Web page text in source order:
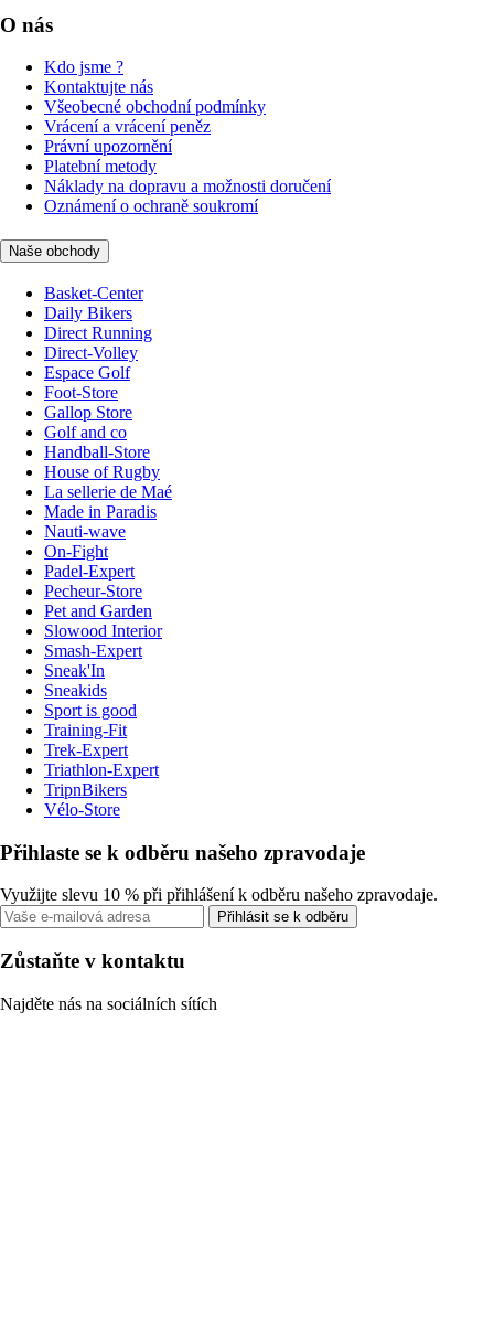
O nás
Kdo jsme ?
Kontaktujte nás
Všeobecné obchodní podmínky
Vrácení a vrácení peněz
Právní upozornění
Platební metody
Náklady na dopravu a možnosti doručení
Oznámení o ochraně soukromí
Naše obchody
Basket-Center
Daily Bikers
Direct Running
Direct-Volley
Espace Golf
Foot-Store
Gallop Store
Golf and co
Handball-Store
House of Rugby
La sellerie de Maé
Made in Paradis
Nauti-wave
On-Fight
Padel-Expert
Pecheur-Store
Pet and Garden
Slowood Interior
Smash-Expert
Sneak'In
Sneakids
Sport is good
Training-Fit
Trek-Expert
Triathlon-Expert
TripnBikers
Vélo-Store
Přihlaste se k odběru našeho zpravodaje
Využijte slevu 10 % při přihlášení k odběru našeho zpravodaje.
Přihlásit se k odběru
Zůstaňte v kontaktu
Najděte nás na sociálních sítích